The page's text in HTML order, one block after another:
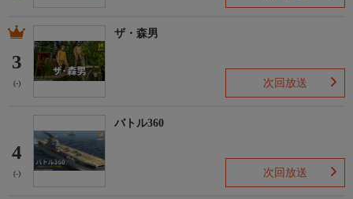
3
(-)
ザ・森男
次回放送
4
(-)
バトル360
次回放送